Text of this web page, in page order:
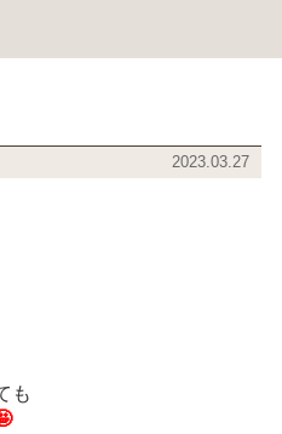
2023.03.27
も